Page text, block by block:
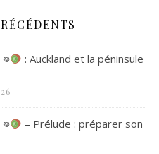
𖦹 : Auckland et la péninsule
𖦹 – Prélude : préparer son